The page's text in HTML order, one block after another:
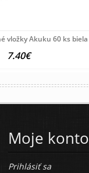
vložky Akuku 60 ks biela
7.40€
Moje konto
Prihlásiť sa